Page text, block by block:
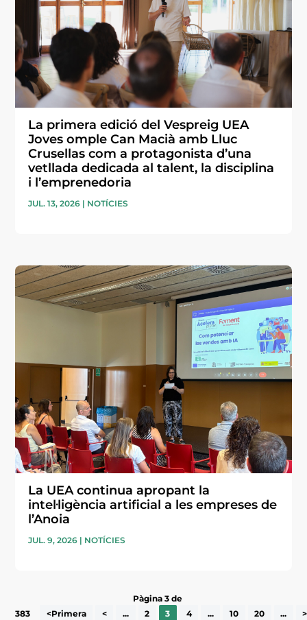
La primera edició del Vespreig UEA
Joves omple Can Macià amb Lluc
Crusellas com a protagonista d’una
vetllada dedicada al talent, la disciplina
i l’emprenedoria
JUL. 13, 2026 | NOTÍCIES
La UEA continua apropant la
intel·ligència artificial a les empreses de
l’Anoia
JUL. 9, 2026 | NOTÍCIES
Pàgina 3 de
383
<Primera < ... 2 3 4 ... 10 20 ... >